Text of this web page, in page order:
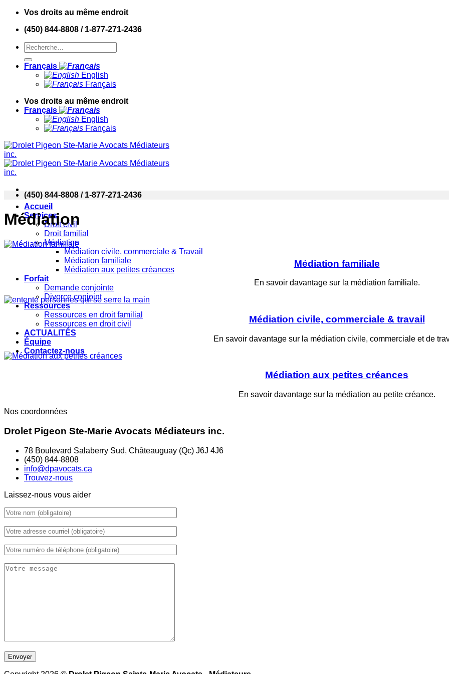
Skip
content
Vos droits au même endroit
(450) 844-8808 / 1-877-271-2436
Français
English
Français
Vos droits au même endroit
Français
English
Français
Accueil
Services
Droit civil
Droit familial
Médiation
Médiation civile, commerciale & Travail
Médiation familiale
Médiation aux petites créances
Forfait
Demande conjointe
Divorce conjoint
Ressources
Ressources en droit familial
Ressources en droit civil
ACTUALITÉS
Équipe
Contactez-nous
(450) 844-8808 / 1-877-271-2436
Médiation
Médiation familiale
En savoir davantage sur la médiation familiale.
Médiation civile, commerciale & travail
En savoir davantage sur la médiation civile, commerciale et de
Médiation aux petites créances
En savoir davantage sur la médiation au petite créance.
Nos coordonnées
Drolet Pigeon Ste-Marie Avocats Médiateurs inc.
78 Boulevard Salaberry Sud, Châteauguay (Qc) J6J 4J6
(450) 844-8808
info@dpavocats.ca
Trouvez-nous
Laissez-nous vous aider